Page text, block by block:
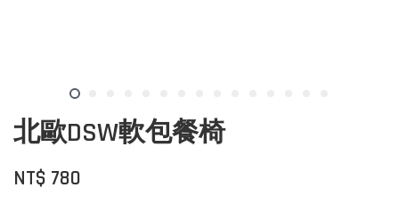
北歐DSW軟包餐椅
NT$ 780